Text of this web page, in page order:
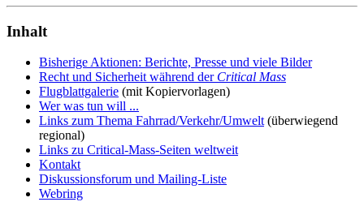
Inhalt
Bisherige Aktionen: Berichte, Presse und viele Bilder
Recht und Sicherheit während der Critical Mass
Flugblattgalerie (mit Kopiervorlagen)
Wer was tun will ...
Links zum Thema Fahrrad/Verkehr/Umwelt (überwiegend
regional)
Links zu Critical-Mass-Seiten weltweit
Kontakt
Diskussionsforum und Mailing-Liste
Webring